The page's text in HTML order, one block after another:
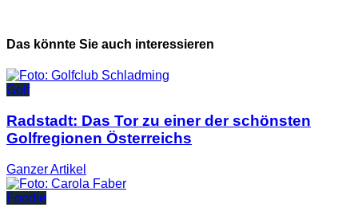
Das könnte Sie auch interessieren
Golf
Radstadt: Das Tor zu einer der schönsten
Golfregionen Österreichs
GanzerArtikel
Foodie